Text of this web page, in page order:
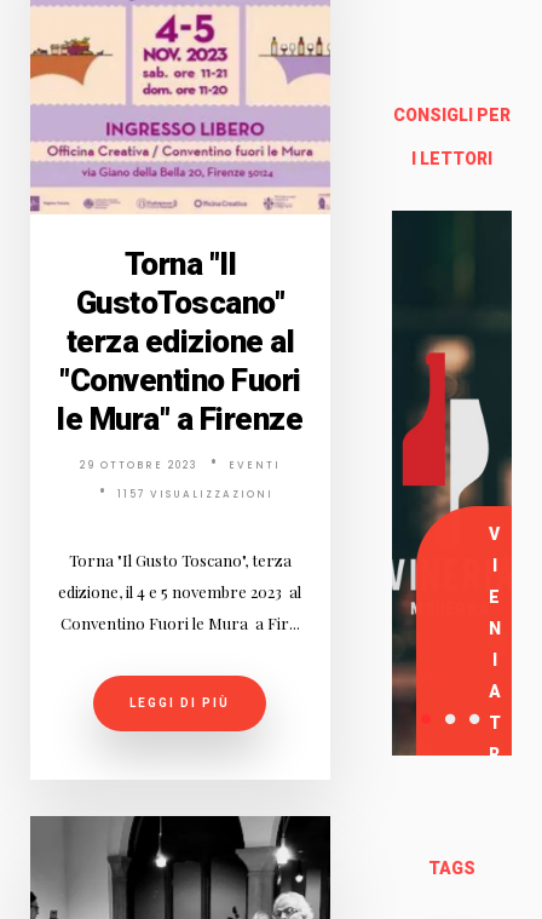
Torna "Il
GustoToscano"
terza edizione al
"Conventino Fuori
le Mura" a Firenze
29 OTTOBRE 2023 EVENTI
1157 VISUALIZZAZIONI
Torna "Il Gusto Toscano", terza
edizione, il 4 e 5 novembre 2023 al
Conventino Fuori le Mura a Fir...
LEGGI DI PIÙ
CONSIGLI PER
I LETTORI
nze
Enoteca Online e al dettaglio
V
E
N
A
T
R
TAGS